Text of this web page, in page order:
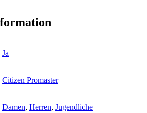
Ja
Citizen Promaster
Damen, Herren, Jugendliche